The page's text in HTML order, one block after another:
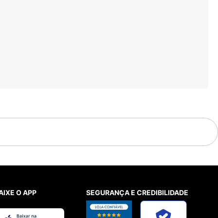
O APP SEGURANÇA E CREDIBILIDADE